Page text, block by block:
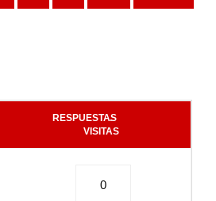
RESPUESTAS
VISITAS
.
0